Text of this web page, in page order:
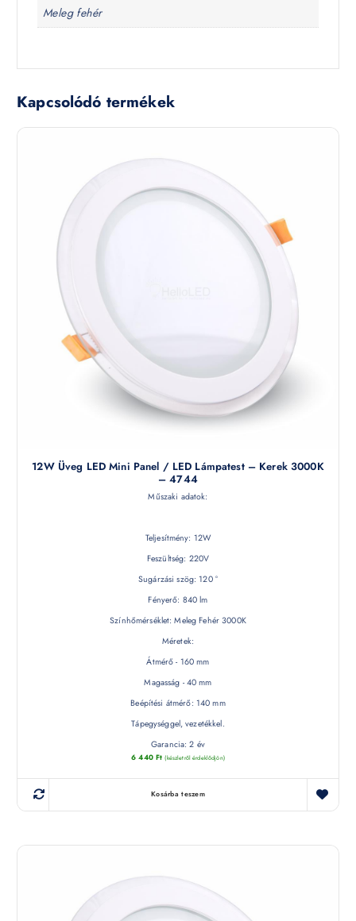
Meleg fehér
Kapcsolódó termékek
12W Üveg LED Mini Panel / LED Lámpatest – Kerek 3000K
– 4744
Műszaki adatok:
Teljesítmény: 12W
Feszültség: 220V
Sugárzási szög: 120 °
Fényerő: 840 lm
Színhőmérséklet: Meleg Fehér 3000K
Méretek:
Átmérő - 160 mm
Magasság - 40 mm
Beépítési átmérő: 140 mm
Tápegységgel, vezetékkel.
Garancia: 2 év
6 440 Ft (készletről érdeklődjön)
Kosárba teszem